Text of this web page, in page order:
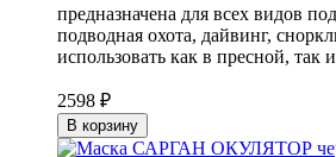
предназначена для всех видов
подводная охота, дайвинг,
использовать как в пресной, так
2598 ₽
В корзину